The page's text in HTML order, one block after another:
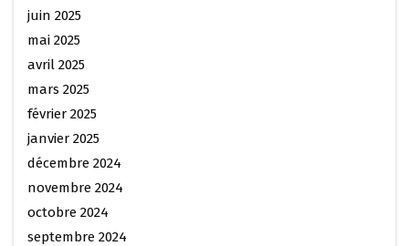
juin 2025
mai 2025
avril 2025
mars 2025
février 2025
janvier 2025
décembre 2024
novembre 2024
octobre 2024
septembre 2024